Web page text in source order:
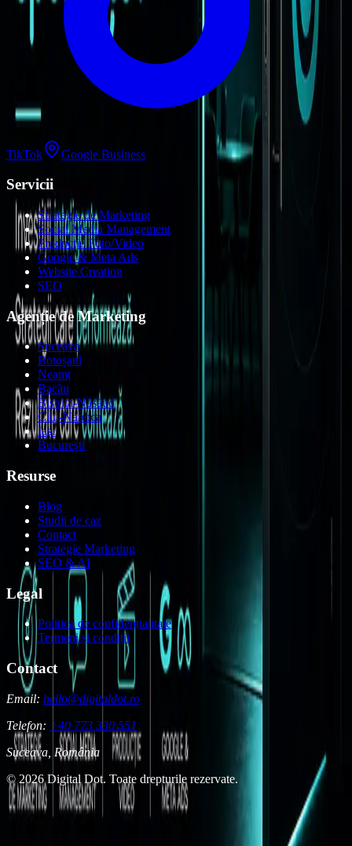
TikTok Google Business
Servicii
Strategie de Marketing
Social Media Management
Producție Foto/Video
Google & Meta Ads
Website Creation
SEO
Agenție de Marketing
Suceava
Botoșani
Neamț
Bacău
Bistrița-Năsăud
Cluj-Napoca
Iași
București
Resurse
Blog
Studii de caz
Contact
Strategie Marketing
SEO & AI
Legal
Politica de confidențialitate
Termeni și condiții
Contact
Email: hello@digitaldot.ro
Telefon: +40 773 330 551
Suceava, România
© 2026 Digital Dot. Toate drepturile rezervate.